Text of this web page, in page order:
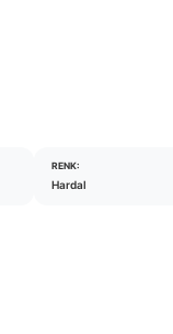
RENK:
Hardal